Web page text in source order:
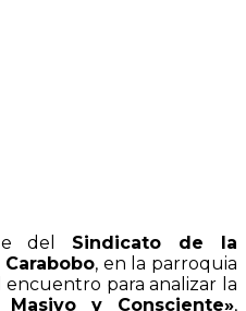
del Sindicato de la
, en la parroquia
para analizar la
y Consciente»,